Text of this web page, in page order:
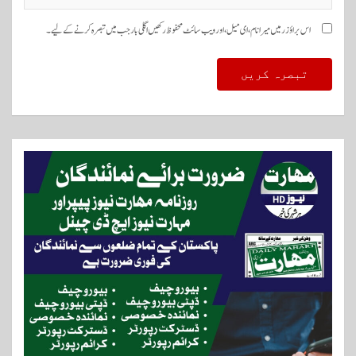
اس براؤزر میں میرا نام، ای میل، اور ویب سائٹ محفوظ رکھیں اگلی بار جب میں تبصرہ کرنے کےلیے۔